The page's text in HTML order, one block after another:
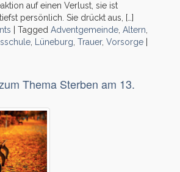
auf einen Verlust, sie ist
persönlich. Sie drückt aus, […]
Tagged Adventgemeinde Altern
Lüneburg Trauer, Vorsorge
Thema Sterben am 13.